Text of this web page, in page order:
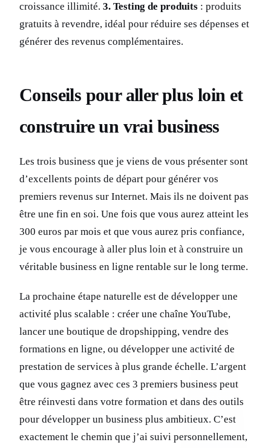
croissance illimité. 3. Testing de produits : produits
gratuits à revendre, idéal pour réduire ses dépenses et
générer des revenus complémentaires.
Conseils pour aller plus loin et
construire un vrai business
Les trois business que je viens de vous présenter sont
d’excellents points de départ pour générer vos
premiers revenus sur Internet. Mais ils ne doivent pas
être une fin en soi. Une fois que vous aurez atteint les
300 euros par mois et que vous aurez pris confiance,
je vous encourage à aller plus loin et à construire un
véritable business en ligne rentable sur le long terme.
La prochaine étape naturelle est de développer une
activité plus scalable : créer une chaîne YouTube,
lancer une boutique de dropshipping, vendre des
formations en ligne, ou développer une activité de
prestation de services à plus grande échelle. L’argent
que vous gagnez avec ces 3 premiers business peut
être réinvesti dans votre formation et dans des outils
pour développer un business plus ambitieux. C’est
exactement le chemin que j’ai suivi personnellement,